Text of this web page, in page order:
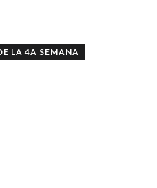
LA 4A SEMANA
del sonido, la
8:00 am